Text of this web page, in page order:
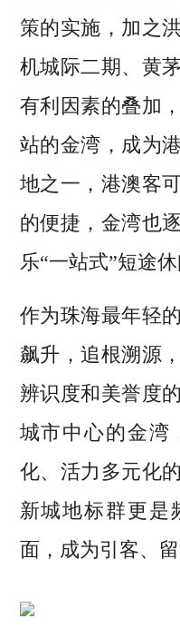
策的实施，加之
机城际二期、黄
有利因素的叠加
站的金湾，成为
地之一，港澳客
的便捷，金湾也
乐“一站式”短途
作为珠海最年轻
飙升，追根溯源
辨识度和美誉度
城市中心的金湾
化、活力多元化
新城地标群更是
面，成为引客、留